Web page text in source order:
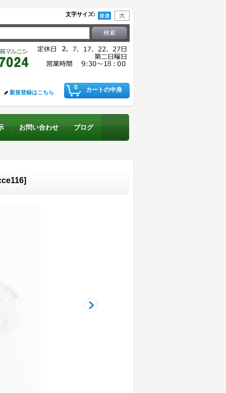
文字サイズ:
0 カートの中身
新規登録はこちら
お問い合わせ ブログ
]